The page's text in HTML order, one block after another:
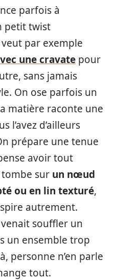
parfois à
petit twist
par exemple
une cravate pour
sans jamais
On ose parfois un
matière raconte une
l’avez d’ailleurs
prépare une tenue
avoir tout
sur un nœud
ou en lin texturé,
autrement.
venait souffler un
un ensemble trop
personne n’en parle
tout.